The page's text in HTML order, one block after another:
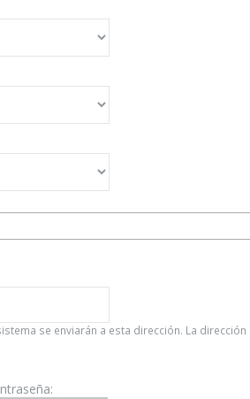
se enviarán a esta dirección. La